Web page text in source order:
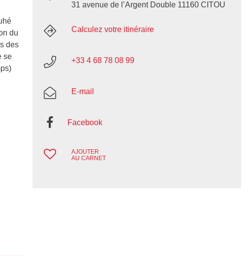
du
des
se
31 avenue de l’Argent Double 11160 CITOU
Calculez votre itinéraire
+33 4 68 78 08 99
E-mail
Facebook
AJOUTER
AU CARNET